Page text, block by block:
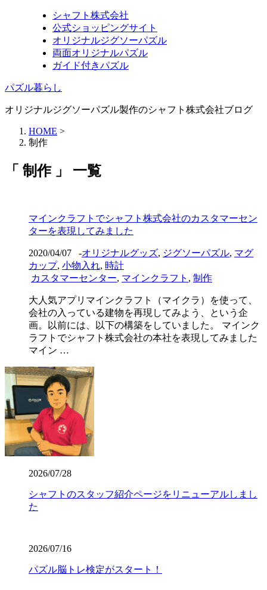
シャフト株式会社
公式ショッピングサイト
オリジナルジグソーパズル
両面オリジナルパズル
ガイド付きパズル
パズル暮らし
オリジナルジグソーパズル製作のシャフト株式会社ブログ
HOME >
制作
「 制作 」 一覧
マインクラフトでシャフト株式会社のカスタマーセン
ターを表現してみました
2020/04/07 -オリジナルグッズ, ジグソーパズル, マグ
カップ, 小物入れ, 時計
カスタマーセンター, マインクラフト , 制作
大人気アプリマインクラフト（マイクラ）を使って、
会社の入っている建物を再現してみよう、という企
画。以前には、以下の構築をしていました。 マインク
ラフトでシャフト株式会社の本社を表現してみました
マイン …
2026/07/28
シャフトのスタッフ紹介ページをリニューアルしまし
た
2026/07/16
パズル脳トレ検定がスタート！